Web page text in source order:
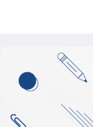
Запад,